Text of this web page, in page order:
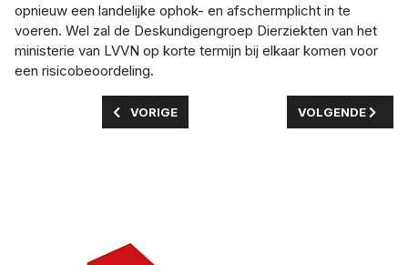
opnieuw een landelijke ophok- en afschermplicht in te
voeren. Wel zal de Deskundigengroep Dierziekten van het
ministerie van LVVN op korte termijn bij elkaar komen voor
een risicobeoordeling.
VORIG ARTIKEL: ANWB FONDS SCHENKT
VORIGE VOLGENDE
VOLGENDE